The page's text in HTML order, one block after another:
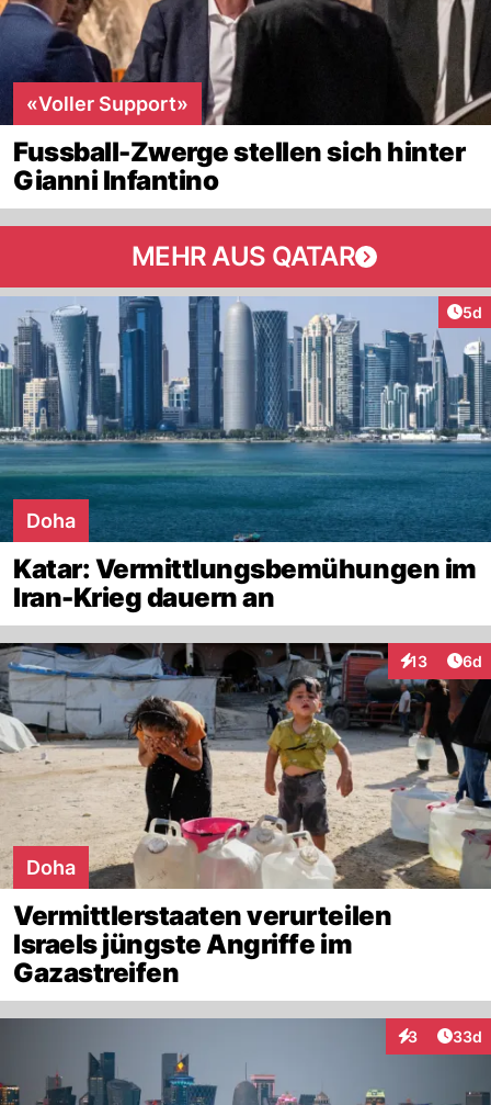
«Voller Support»
Fussball-Zwerge stellen sich hinter
Gianni Infantino
MEHR AUS QATAR
5d
Doha
Katar: Vermittlungsbemühungen im
Iran-Krieg dauern an
13
Interaktionen
6d
Doha
Vermittlerstaaten verurteilen
Israels jüngste Angriffe im
Gazastreifen
3
Interaktionen
33d